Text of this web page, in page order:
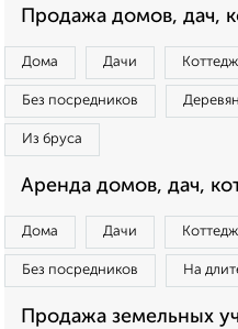
Продажа домов, дач,
Дома Дачи
Без посредников
Из бруса
Аренда домов, дач,
Дома Дачи
Без посредников На
Продажа земельных